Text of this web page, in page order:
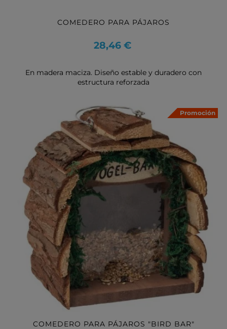
COMEDERO PARA PÁJAROS
Precio
28,46 €
En madera maciza. Diseño estable y duradero con
estructura reforzada
Promoción
COMEDERO PARA PÁJAROS "BIRD BAR"